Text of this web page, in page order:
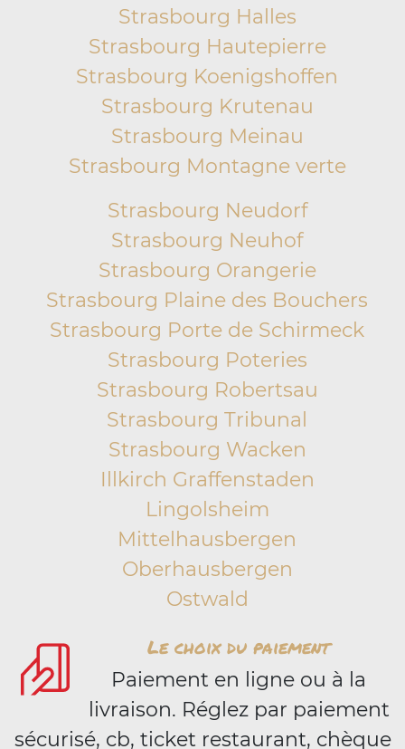
Strasbourg Halles
Strasbourg Hautepierre
Strasbourg Koenigshoffen
Strasbourg Krutenau
Strasbourg Meinau
Strasbourg Montagne verte
Strasbourg Neudorf
Strasbourg Neuhof
Strasbourg Orangerie
Strasbourg Plaine des Bouchers
Strasbourg Porte de Schirmeck
Strasbourg Poteries
Strasbourg Robertsau
Strasbourg Tribunal
Strasbourg Wacken
Illkirch Graffenstaden
Lingolsheim
Mittelhausbergen
Oberhausbergen
Ostwald
Le choix du paiement
Paiement en ligne ou à la
livraison. Réglez par paiement
sécurisé, cb, ticket restaurant, chèque